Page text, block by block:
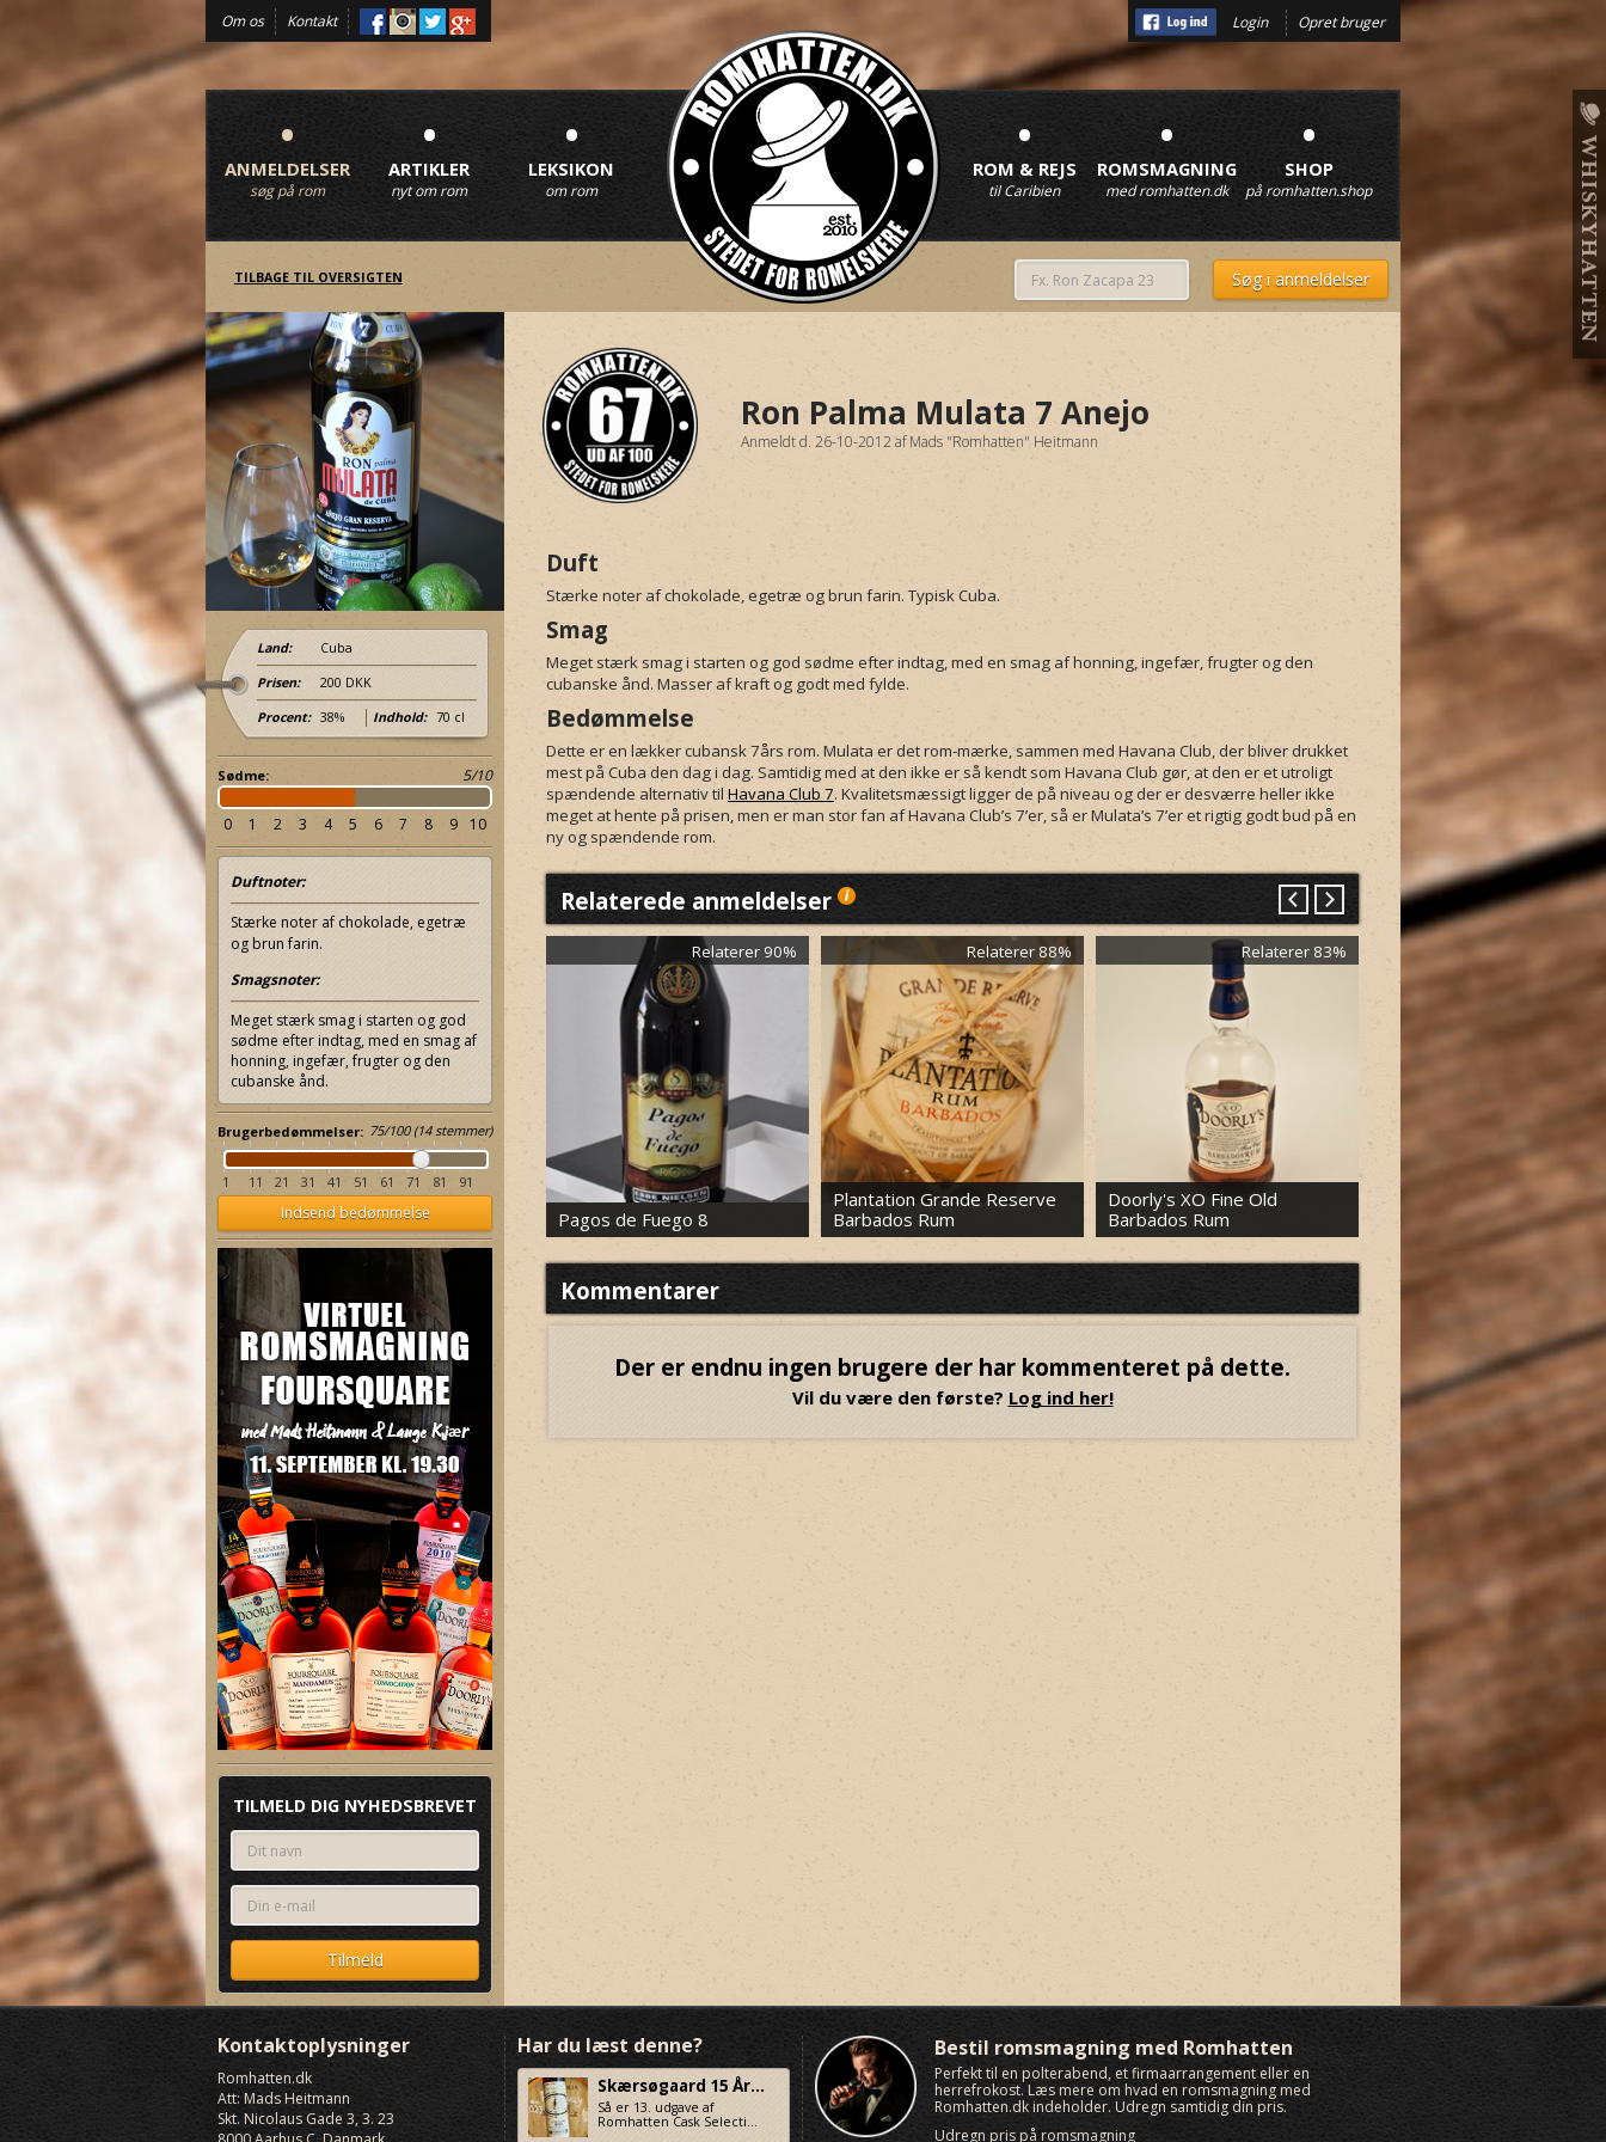
Om os Kontakt Login Opret bruger
•
ANMELDELSER
søg på rom
•
ARTIKLER
nyt om rom
•
LEKSIKON
om rom
•
ROM & REJS
til Caribien
•
ROMSMAGNING
med romhatten.dk
•
SHOP
på romhatten.shop
TILBAGE TIL OVERSIGTEN
Ron Palma Mulata 7 Anejo
Anmeldt d. 26-10-2012 afMads "Romhatten" Heitmann
Duft
Stærke noter af chokolade, egetræ og brun farin. Typisk Cuba.
Smag
Meget stærk smag i starten og god sødme efter indtag, med en smag af honning, ingefær, frugter og den
cubanske ånd. Masser af kraft og godt med fylde.
Bedømmelse
Dette er en lækker cubansk 7års rom. Mulata er det rom-mærke, sammen med Havana Club, der bliver drukket
mest på Cuba den dag i dag. Samtidig med at den ikke er så kendt som Havana Club gør, at den er et utroligt
spændende alternativ til Havana Club 7. Kvalitetsmæssigt ligger de på niveau og der er desværre heller ikke
meget at hente på prisen, men er man stor fan af Havana Club’s 7’er, så er Mulata’s 7’er et rigtig godt bud på en
ny og spændende rom.
Relaterede anmeldelser
Relaterer 8%
Havana Club Anejo Especial
Rum-Bar White Overproof
Rum 63 %
Relaterer 90%
Pagos de Fuego 8
Relaterer 88%
Plantation Grande Reserve
Barbados Rum
Relaterer 83%
Doorly's XO Fine Old
Barbados Rum
Relaterer
El Dorado Cask Aged 8
Kommentarer
Der er endnu ingen brugere der har kommenteret på dette.
Vil du være den første? Log ind her!
Land: Cuba
Prisen: 200 DKK
Procent: 38% Indhold: 70 cl
Sødme: 5/10
0 1 2 3 4 5 6 7 8 9 10
Duftnoter:
Stærke noter af chokolade, egetræ
og brun farin.
Smagsnoter:
Meget stærk smag i starten og god
sødme efter indtag, med en smag af
honning, ingefær, frugter og den
cubanske ånd.
Brugerbedømmelser: 75/100(14stemmer)
1 11 21 31 41 51 61 71 81 91
Indsend bedømmelse
TILMELD DIG NYHEDSBREVET
Kontaktoplysninger
Romhatten.dk
Att: Mads Heitmann
Skt. Nicolaus Gade 3, 3. 23
Har du læst denne?
Skærsøgaard 15 År...
Så er 13. udgave af
Romhatten Cask Selecti...
Bestil romsmagning med Romhatten
Perfekt til en polterabend, et firmaarrangement eller en
herrefrokost. Læs mere om hvad en romsmagning med
Romhatten.dk indeholder. Udregn samtidig din pris.
Udregn pris på romsmagning